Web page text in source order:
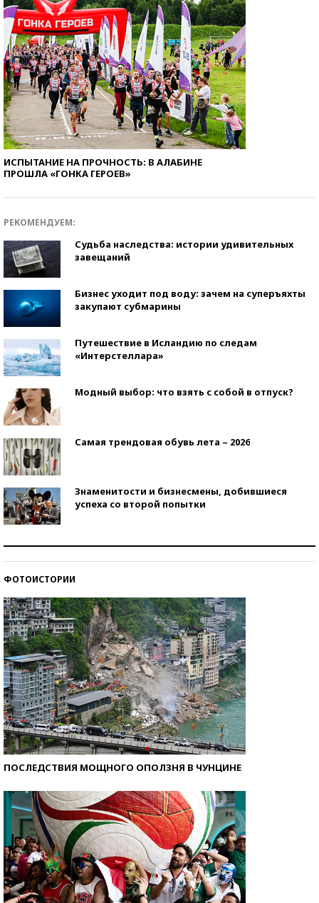
ИСПЫТАНИЕ НА ПРОЧНОСТЬ: В АЛАБИНЕ
ПРОШЛА «ГОНКА ГЕРОЕВ»
РЕКОМЕНДУЕМ:
Судьба наследства: истории удивительных
завещаний
Бизнес уходит под воду: зачем на суперъяхты
закупают субмарины
Путешествие в Исландию по следам
«Интерстеллара»
Модный выбор: что взять с собой в отпуск?
Самая трендовая обувь лета – 2026
Знаменитости и бизнесмены, добившиеся
успеха со второй попытки
ФОТОИСТОРИИ
ПОСЛЕДСТВИЯ МОЩНОГО ОПОЛЗНЯ В ЧУНЦИНЕ